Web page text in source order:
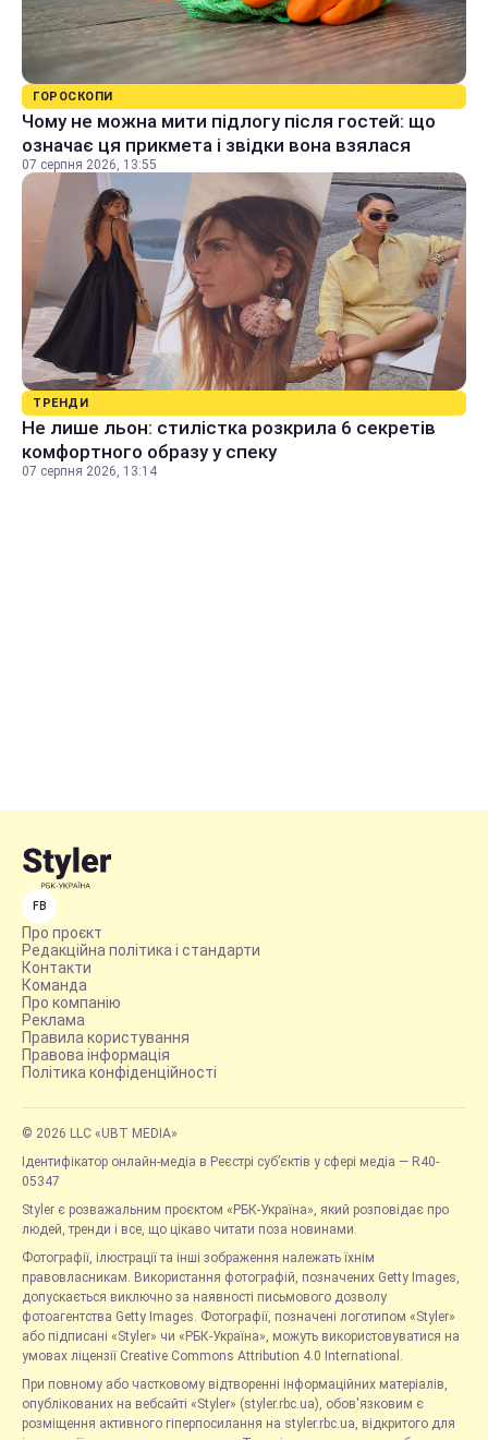
ГОРОСКОПИ
Чому не можна мити підлогу після гостей: що
означає ця прикмета і звідки вона взялася
07 серпня 2026, 13:55
ТРЕНДИ
Не лише льон: стилістка розкрила 6 секретів
комфортного образу у спеку
07 серпня 2026, 13:14
FB
Про проєкт
Редакційна політика і стандарти
Контакти
Команда
Про компанію
Реклама
Правила користування
Правова інформація
Політика конфіденційності
© 2026 LLC «UBT MEDIA»
Ідентифікатор онлайн-медіа в Реєстрі суб’єктів у сфері медіа — R40-
05347
Styler є розважальним проєктом «РБК-Україна», який розповідає про
людей, тренди і все, що цікаво читати поза новинами.
Фотографії, ілюстрації та інші зображення належать їхнім
правовласникам. Використання фотографій, позначених Getty Images,
допускається виключно за наявності письмового дозволу
фотоагентства Getty Images. Фотографії, позначені логотипом «Styler»
або підписані «Styler» чи «РБК-Україна», можуть використовуватися на
умовах ліцензії Creative Commons Attribution 4.0 International.
При повному або частковому відтворенні інформаційних матеріалів,
опублікованих на вебсайті «Styler» (styler.rbc.ua), обов'язковим є
розміщення активного гіперпосилання на styler.rbc.ua, відкритого для